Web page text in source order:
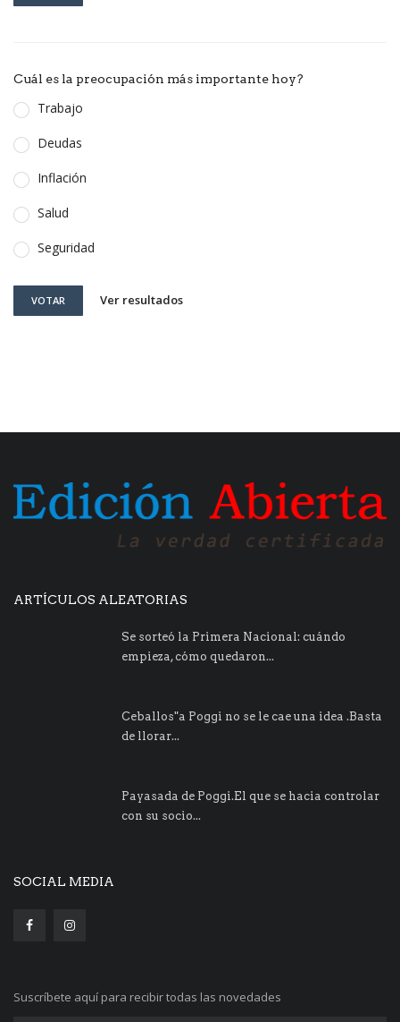
Cuál es la preocupación más importante hoy?
Trabajo
Deudas
Inflación
Salud
Seguridad
VOTAR Ver resultados
ARTÍCULOS ALEATORIAS
Se sorteó la Primera Nacional: cuándo
empieza, cómo quedaron...
Ceballos"a Poggi no se le cae una idea .Basta
de llorar...
Payasada de Poggi.El que se hacia controlar
con su socio...
SOCIAL MEDIA
Suscríbete aquí para recibir todas las novedades